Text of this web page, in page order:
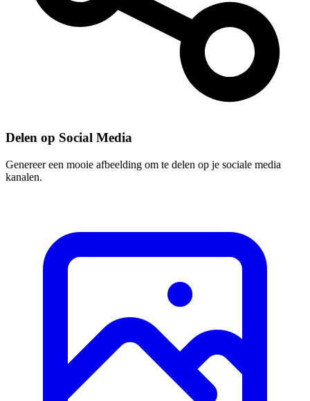
Delen op Social Media
Genereer een mooie afbeelding om te delen op je sociale media
kanalen.